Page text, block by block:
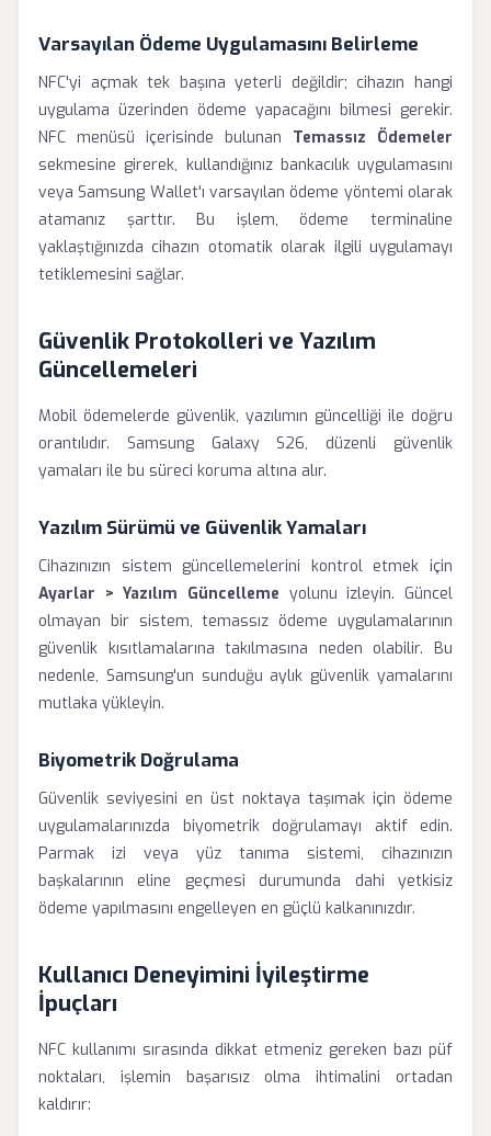
Varsayılan Ödeme Uygulamasını Belirleme
NFC'yi açmak tek başına yeterli değildir; cihazın hangi
uygulama üzerinden ödeme yapacağını bilmesi gerekir.
NFC menüsü içerisinde bulunan Temassız Ödemeler
sekmesine girerek, kullandığınız bankacılık uygulamasını
veya Samsung Wallet'ı varsayılan ödeme yöntemi olarak
atamanız şarttır. Bu işlem, ödeme terminaline
yaklaştığınızda cihazın otomatik olarak ilgili uygulamayı
tetiklemesini sağlar.
Güvenlik Protokolleri ve Yazılım
Güncellemeleri
Mobil ödemelerde güvenlik, yazılımın güncelliği ile doğru
orantılıdır. Samsung Galaxy S26, düzenli güvenlik
yamaları ile bu süreci koruma altına alır.
Yazılım Sürümü ve Güvenlik Yamaları
Cihazınızın sistem güncellemelerini kontrol etmek için
Ayarlar > Yazılım Güncelleme yolunu izleyin. Güncel
olmayan bir sistem, temassız ödeme uygulamalarının
güvenlik kısıtlamalarına takılmasına neden olabilir. Bu
nedenle, Samsung'un sunduğu aylık güvenlik yamalarını
mutlaka yükleyin.
Biyometrik Doğrulama
Güvenlik seviyesini en üst noktaya taşımak için ödeme
uygulamalarınızda biyometrik doğrulamayı aktif edin.
Parmak izi veya yüz tanıma sistemi, cihazınızın
başkalarının eline geçmesi durumunda dahi yetkisiz
ödeme yapılmasını engelleyen en güçlü kalkanınızdır.
Kullanıcı Deneyimini İyileştirme
İpuçları
NFC kullanımı sırasında dikkat etmeniz gereken bazı püf
noktaları, işlemin başarısız olma ihtimalini ortadan
kaldırır: